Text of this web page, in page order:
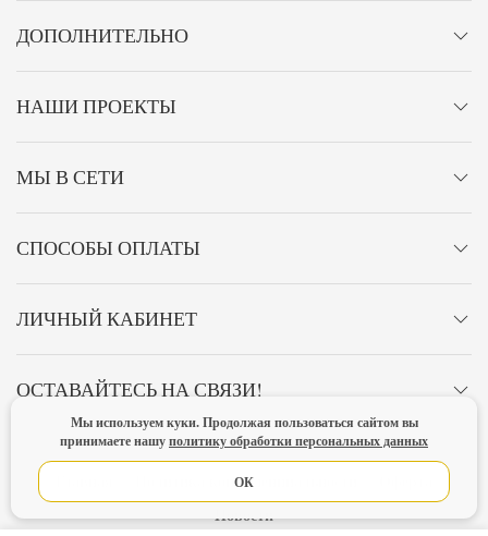
ДОПОЛНИТЕЛЬНО
НАШИ ПРОЕКТЫ
МЫ В СЕТИ
СПОСОБЫ ОПЛАТЫ
ЛИЧНЫЙ КАБИНЕТ
ОСТАВАЙТЕСЬ НА СВЯЗИ!
Политика конфиденциальности
Новости
Мы используем куки. Продолжая пользоваться сайтом вы
принимаете нашуполитику обработки персональных данных
ОК